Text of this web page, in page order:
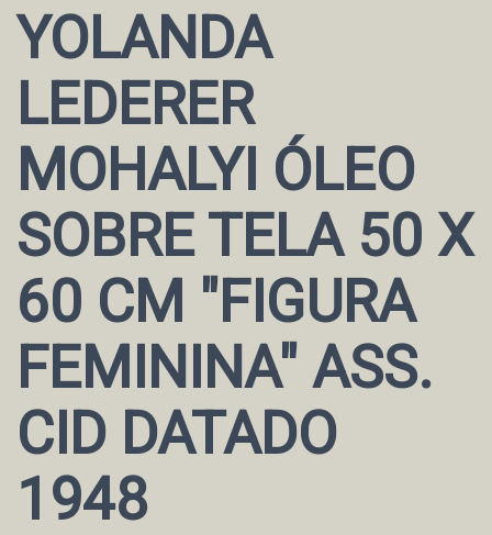
YOLANDA
LEDERER
MOHALYI ÓLEO
SOBRE TELA 50 X
60 CM "FIGURA
FEMININA" ASS.
CID DATADO
1948